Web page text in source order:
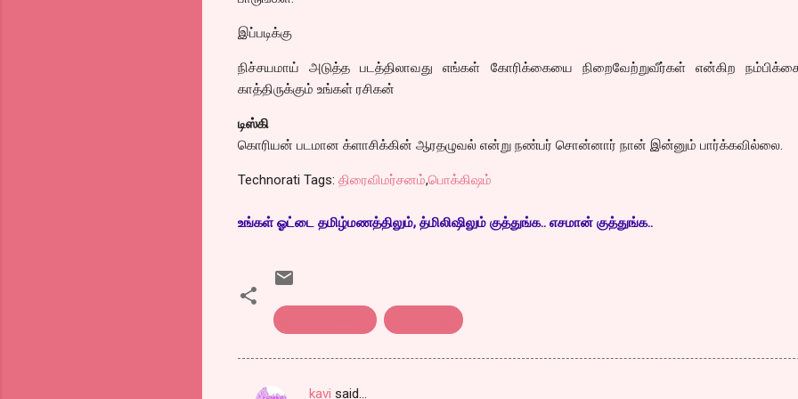
இப்படிக்கு
நிச்சயமாய் அடுத்த படத்திலாவது எங்கள் கோரிக்கையை நிறைவேற்றுவீர்கள் என்கிற
காத்திருக்கும் உங்கள் ரசிகன்
டிஸ்கி
கொரியன் படமான க்ளாசிக்கின் ஆரதழுவல் என்று நண்பர் சொன்னார் நான் இன்னும் பார்க்கவில்லை.
Technorati Tags: திரைவிமர்சனம்,பொக்கிஷம்
உங்கள் ஓட்டை தமிழ்மணத்திலும், த்மிலிஷிலும் குத்துங்க.. எசமான் குத்துங்க..
kavi said…